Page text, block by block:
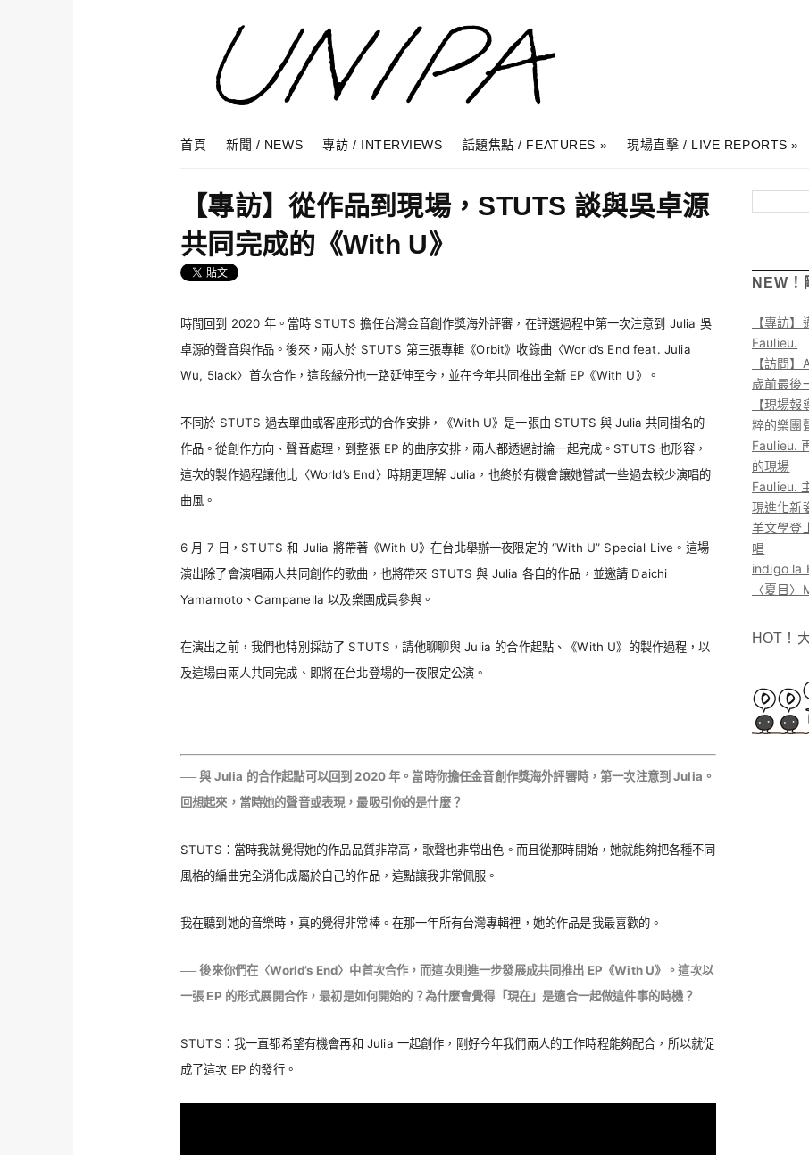
Menu
首頁
新聞 / NEWS 專訪 / INTERVIEWS 話題焦點 / FEATURES 現場直擊 / LIVE REPORTS
【專訪】從作品到現場，STUTS 談與吳卓源
共同完成的《With U》
時間回到 2020 年。當時 STUTS 擔任台灣金音創作獎海外評審，在評選過程中第一次注意到 Julia 吳
卓源的聲音與作品。後來，兩人於 STUTS 第三張專輯《Orbit》收錄曲〈World’s End feat. Julia
Wu, 5lack〉首次合作，這段緣分也一路延伸至今，並在今年共同推出全新 EP《With U》。
不同於 STUTS 過去單曲或客座形式的合作安排，《With U》是一張由 STUTS 與 Julia 共同掛名的
作品。從創作方向、聲音處理，到整張 EP 的曲序安排，兩人都透過討論一起完成。STUTS 也形容，
這次的製作過程讓他比〈World’s End〉時期更理解 Julia，也終於有機會讓她嘗試一些過去較少演唱的
曲風。
6 月 7 日，STUTS 和 Julia 將帶著《With U》在台北舉辦一夜限定的 “With U” Special Live。這場
演出除了會演唱兩人共同創作的歌曲，也將帶來 STUTS 與 Julia 各自的作品，並邀請 Daichi
Yamamoto、Campanella 以及樂團成員參與。
在演出之前，我們也特別採訪了 STUTS，請他聊聊與 Julia 的合作起點、《With U》的製作過程，以
及這場由兩人共同完成、即將在台北登場的一夜限定公演。
── 與 Julia 的合作起點可以回到 2020 年。當時你擔任金音創作獎海外評審時，第一次注意到 Julia。
回想起來，當時她的聲音或表現，最吸引你的是什麼？
STUTS：當時我就覺得她的作品品質非常高，歌聲也非常出色。而且從那時開始，她就能夠把各種不同
風格的編曲完全消化成屬於自己的作品，這點讓我非常佩服。
我在聽到她的音樂時，真的覺得非常棒。在那一年所有台灣專輯裡，她的作品是我最喜歡的。
── 後來你們在〈World’s End〉中首次合作，而這次則進一步發展成共同推出 EP《With U》。這次以
一張 EP 的形式展開合作，最初是如何開始的？為什麼會覺得「現在」是適合一起做這件事的時機？
STUTS：我一直都希望有機會再和 Julia 一起創作，剛好今年我們兩人的工作時程能夠配合，所以就促
成了這次 EP 的發行。
NEW！
【專訪
Faulieu.
【訪問
歲前最後
【現場
粹的樂團
Faulieu.
的現場
Faulieu.
現進化新
羊文學登
唱
indigo la
〈夏目〉
HOT！